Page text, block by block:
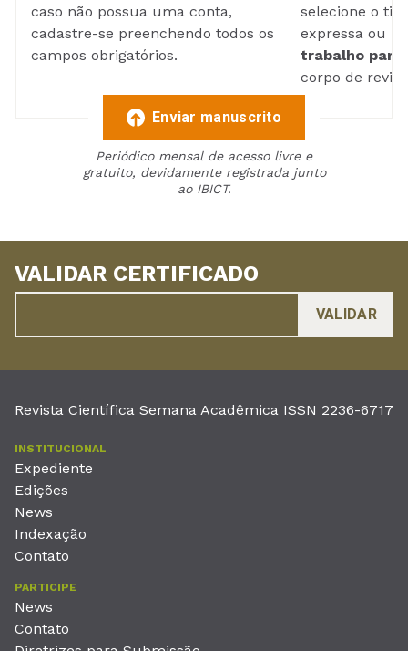
caso não possua uma conta,
cadastre-se preenchendo todos os
campos obrigatórios.
selecione o
expressa ou
trabalho para
corpo de
Enviar manuscrito
Periódico mensal de acesso livre e
gratuito, devidamente registrada junto
ao IBICT.
VALIDAR CERTIFICADO
Revista Científica Semana Acadêmica ISSN 2236-6717
INSTITUCIONAL
Expediente
Edições
News
Indexação
Contato
PARTICIPE
News
Contato